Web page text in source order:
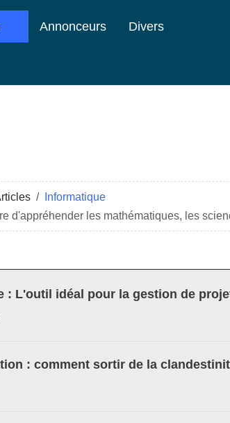
Annonceurs Divers
Informatique
d'appréhender les mathématiques, les
: L'outil idéal pour la gestion de
: comment sortir de la